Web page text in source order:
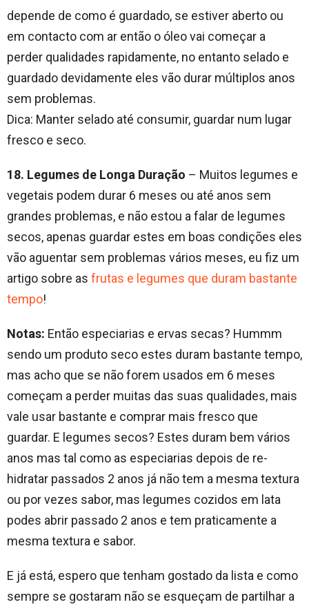
depende de como é guardado, se estiver aberto ou
em contacto com ar então o óleo vai começar a
perder qualidades rapidamente, no entanto selado e
guardado devidamente eles vão durar múltiplos anos
sem problemas.
Dica: Manter selado até consumir, guardar num lugar
fresco e seco.
18. Legumes de Longa Duração – Muitos legumes e
vegetais podem durar 6 meses ou até anos sem
grandes problemas, e não estou a falar de legumes
secos, apenas guardar estes em boas condições eles
vão aguentar sem problemas vários meses, eu fiz um
artigo sobre as frutas e legumes que duram bastante
tempo!
Notas: Então especiarias e ervas secas? Hummm
sendo um produto seco estes duram bastante tempo,
mas acho que se não forem usados em 6 meses
começam a perder muitas das suas qualidades, mais
vale usar bastante e comprar mais fresco que
guardar. E legumes secos? Estes duram bem vários
anos mas tal como as especiarias depois de re-
hidratar passados 2 anos já não tem a mesma textura
ou por vezes sabor, mas legumes cozidos em lata
podes abrir passado 2 anos e tem praticamente a
mesma textura e sabor.
E já está, espero que tenham gostado da lista e como
sempre se gostaram não se esqueçam de partilhar a